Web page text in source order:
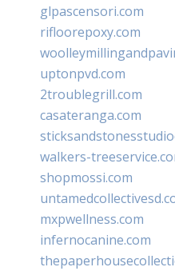
glpascensori.com
rifloorepoxy.com
uptonpvd.com
2troublegrill.com
casateranga.com
walkers-
shopmossi.com
mxpwellness.com
infernocanine.com